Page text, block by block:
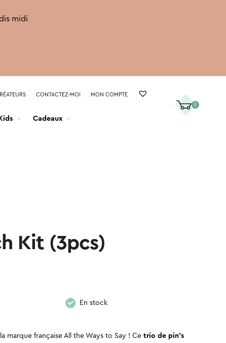
midi
CONTACTEZ-MOI MON COMPTE
Kids Cadeaux
0
Kit (3pcs)
En stock
marque française All the Ways to Say ! Cetrio de pin’s